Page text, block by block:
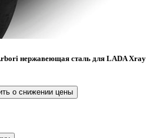
нержавеющая сталь для LADA Xray